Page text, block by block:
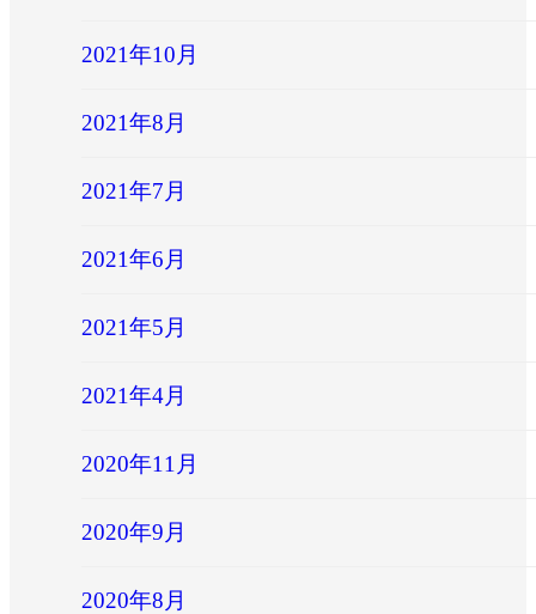
2021年10月
2021年8月
2021年7月
2021年6月
2021年5月
2021年4月
2020年11月
2020年9月
2020年8月